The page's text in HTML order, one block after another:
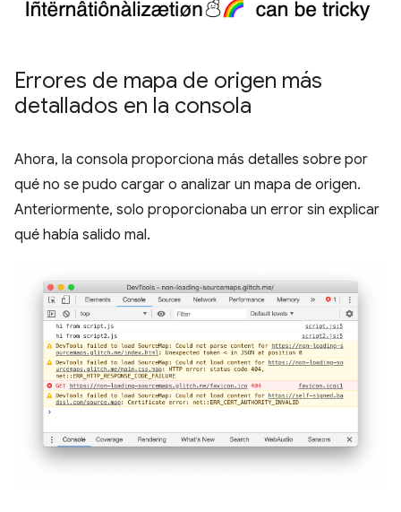
Errores de mapa de origen más
detallados en la consola
Ahora, la consola proporciona más detalles sobre por
qué no se pudo cargar o analizar un mapa de origen.
Anteriormente, solo proporcionaba un error sin explicar
qué había salido mal.